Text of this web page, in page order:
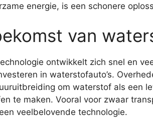
energie, is een schonere
van
ontwikkelt zich snel en
in waterstofauto’s.
om waterstof als een
te maken. Vooral voor zwaar
veelbelovende technologie.